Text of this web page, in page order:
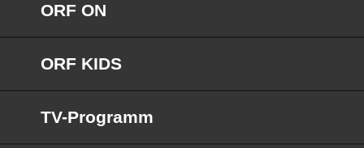
ORF ON
ORF KIDS
TV-Programm